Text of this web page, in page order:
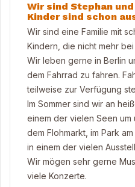
kitchen
Wir sind Stephan
Kinder sind schon
Wir sind eine Familie mit
Kindern, die nicht mehr
Wir leben gerne in Berlin
dem Fahrrad zu fahren.
teilweise zur Verfügung
Im Sommer sind wir an
einem der vielen Seen um
dem Flohmarkt, im Park
in einem der vielen
Wir mögen sehr gerne
viele Konzerte.